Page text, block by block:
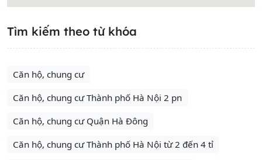
Tìm kiếm theo từ khóa
Căn hộ, chung cư
Căn hộ, chung cư Thành phố Hà Nội 2 pn
Căn hộ, chung cư Quận Hà Đông
Căn hộ, chung cư Thành phố Hà Nội từ 2 đến 4 tỉ